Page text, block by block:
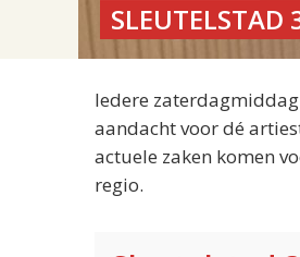
SLEUTELSTAD
Iedere
aandacht voor dé
actuele zaken komen
regio.